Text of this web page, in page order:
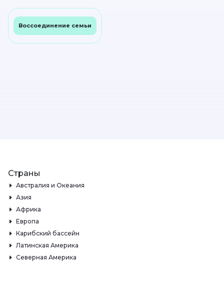
Воссоединение семьи
Страны
Австралия и Океания
Азия
Африка
Европа
Карибский бассейн
Латинская Америка
Северная Америка